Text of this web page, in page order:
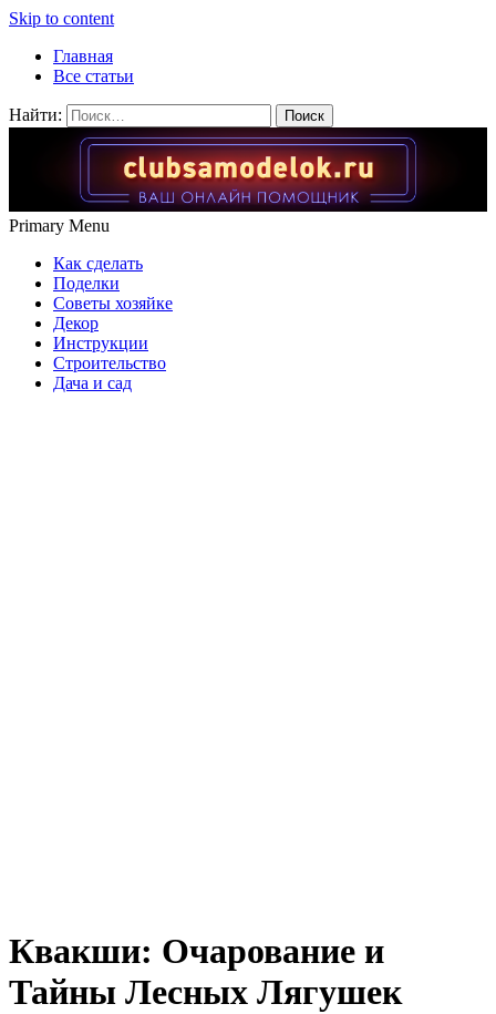
Skip to content
Главная
Все статьи
Найти:
Primary Menu
Как сделать
Поделки
Советы хозяйке
Декор
Инструкции
Строительство
Дача и сад
Квакши: Очарование и
Тайны Лесных Лягушек